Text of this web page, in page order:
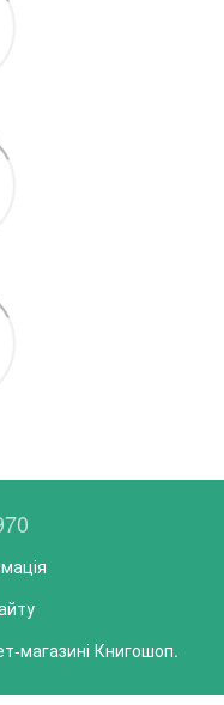
магазині Книгошоп.